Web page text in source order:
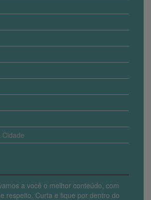
Cidade
a você o melhor conteúdo, com
respeito. Curta e fique por dentro do